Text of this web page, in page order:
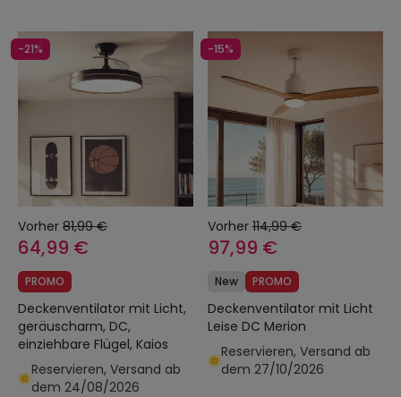
-21%
Vorher 81,99 €
64,99 €
PROMO
Deckenventilator mit Licht,
geräuscharm, DC,
einziehbare Flügel, Kaios
Reservieren, Versand ab
dem 24/08/2026
-15%
Vorher 114,99 €
97,99 €
New PROMO
Deckenventilator mit Licht
Leise DC Merion
Reservieren, Versand ab
dem 27/10/2026